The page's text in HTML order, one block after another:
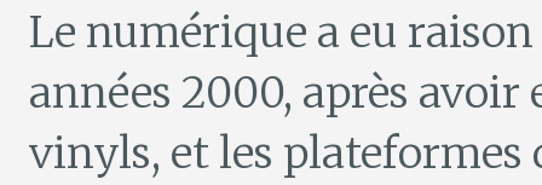
Le numérique a eu
années 2000, après avoir
vinyls, et les